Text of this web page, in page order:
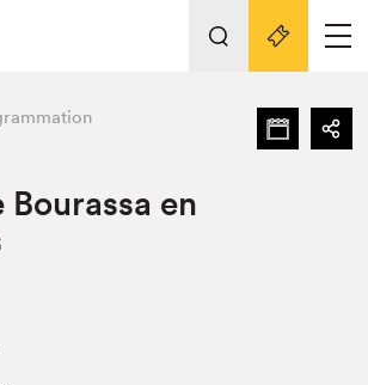
visite au Salon
Nos activités
et en ligne
en